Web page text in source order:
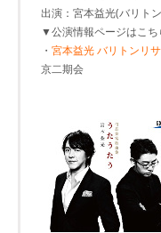
出演：宮本益光(バリト
▼公演情報ページはこち
・ 宮本益光 バリトンリ
京二期会